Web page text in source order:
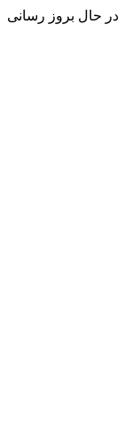
در حال بروز رسانی